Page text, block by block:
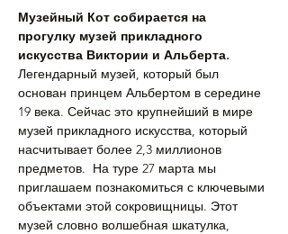
Музейный Кот собирается на
прогулку музей прикладного
искусства Виктории и Альберта.
Легендарный музей, который был
основан принцем Альбертом в середине
19 века. Сейчас это крупнейший в мире
музей прикладного искусства, который
насчитывает более 2,3 миллионов
предметов.  На туре 27 марта мы
приглашаем познакомиться с ключевыми
объектами этой сокровищницы. Этот
музей словно волшебная шкатулка,